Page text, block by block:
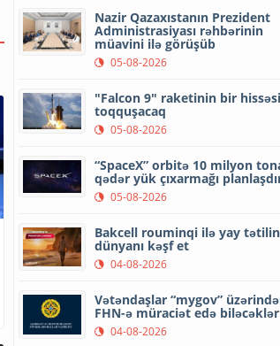
Nazir Qazaxıstanın Prezident
Administrasiyası rəhbərinin
müavini ilə görüşüb
05-08-2026
"Falcon 9" raketinin bir
toqquşacaq
05-08-2026
“SpaceX” orbitə 10 milyon
qədər yük çıxarmağı
05-08-2026
Bakcell rouminqi ilə yay
dünyanı kəşf et
04-08-2026
Vətəndaşlar “mygov”
FHN-ə müraciət edə biləcəklər
04-08-2026